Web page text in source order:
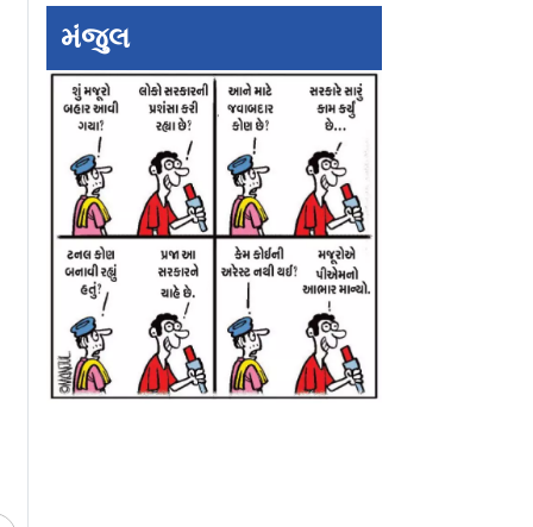
૯ ફેરફારો
ભાઈ સૈફના લગ્નમાં કેમ
હાજર નહોતી બહેનો સોહા
અને સબા? આટલા વર્ષે
કર્યો ખુલાસો
મંજુલ